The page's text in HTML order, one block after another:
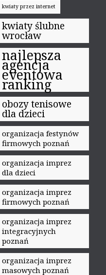
kwiaty przez internet
kwiaty ślubne
wrocław
najlepsza
agencja
eventowa
ranking
obozy tenisowe
dla dzieci
organizacja festynów
firmowych poznań
organizacja imprez
dla dzieci
organizacja imprez
firmowych poznań
organizacja imprez
integracyjnych
poznań
organizacja imprez
masowych poznań